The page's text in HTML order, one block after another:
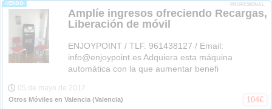
-VENDO- PROFESIONAL
Amplíe ingresos ofreciendo Recargas,
Liberación de móvil
ENJOYPOINT / TLF. 961438127 / Email:
info@enjoypoint.es Adquiera esta máquina
automática con la que aumentar benefi
05 de mayo de 2017
Otros Móviles en Valencia (Valencia) 104€